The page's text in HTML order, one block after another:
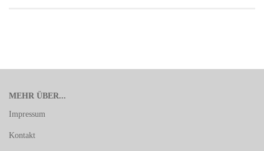
MEHR ÜBER...
Impressum
Kontakt